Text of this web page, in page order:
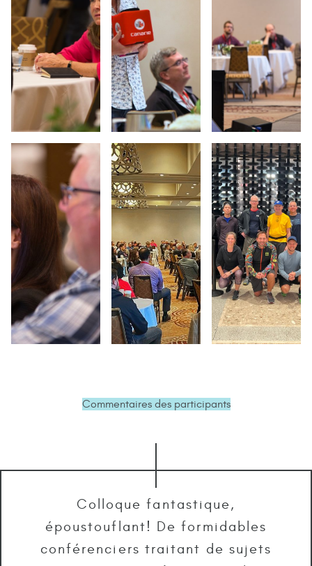
Commentaires des participants
Colloque fantastique,
époustouflant! De formidables
conférenciers traitant de sujets